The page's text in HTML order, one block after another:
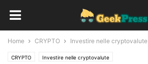
Home CRYPTO Investire nelle cryptovalute
CRYPTO Investire nelle cryptovalute